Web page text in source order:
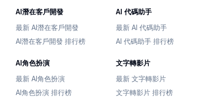
AI潛在客戶開發
最新 AI潛在客戶開發
AI潛在客戶開發 排行榜
AI 代碼助手
最新 AI 代碼助手
AI 代碼助手 排行榜
AI角色扮演
最新 AI角色扮演
AI角色扮演 排行榜
文字轉影片
最新 文字轉影片
文字轉影片 排行榜